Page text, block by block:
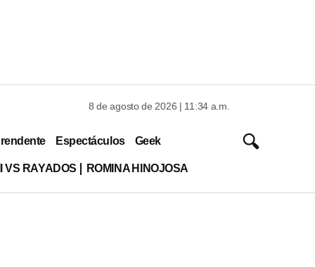
8 de agosto de 2026 | 11:34 a.m.
Espectáculos Geek
VS RAYADOS ROMINA HINOJOSA